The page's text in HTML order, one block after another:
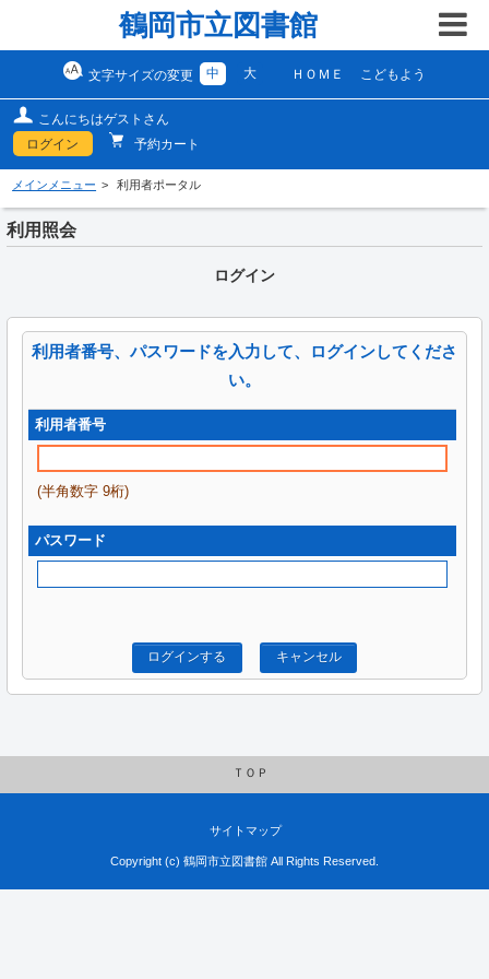
鶴岡市立図書館
文字サイズの変更 中 大 ＨＯＭＥ こどもよう
こんにちはゲストさん
ログイン
予約カート
メインメニュー 利用者ポータル
利用照会
ログイン
利用者番号、パスワードを入力して、ログインしてくださ
い。
利用者番号
(半角数字 9桁)
パスワード
ログインする キャンセル
ＴＯＰ
サイトマップ
Copyright (c) 鶴岡市立図書館 All Rights Reserved.